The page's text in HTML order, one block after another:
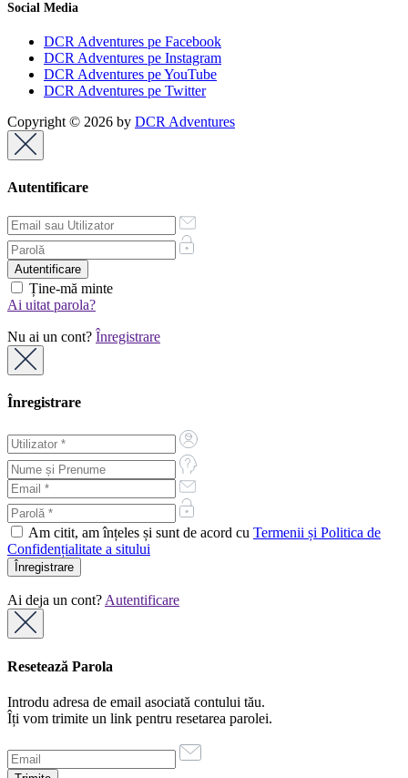
Social Media
DCR Adventures pe Facebook
DCR Adventures pe Instagram
DCR Adventures pe YouTube
DCR Adventures pe Twitter
Copyright © 2026 by DCR Adventures
Autentificare
Ține-mă minte
Ai uitat parola?
Nu ai un cont? Înregistrare
Înregistrare
Am citit, am înțeles și sunt de acord cu Termenii și Politica de
Confidențialitate a sitului
Ai deja un cont?Autentificare
Resetează Parola
Introdu adresa de email asociată contului tău.
Îți vom trimite un link pentru resetarea parolei.